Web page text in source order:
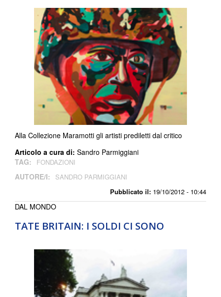
Pubblicato il: 19/10/2012 - 10:44
Alla Collezione Maramotti gli artisti prediletti dal critico
Articolo a cura di: Sandro Parmiggiani
TAG:
FONDAZIONI
AUTORE/I: SANDRO PARMIGGIANI
TATE BRITAIN: I SOLDI CI SONO
DAL MONDO